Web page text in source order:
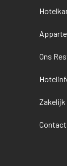
Ons
Zakelijk
Contact